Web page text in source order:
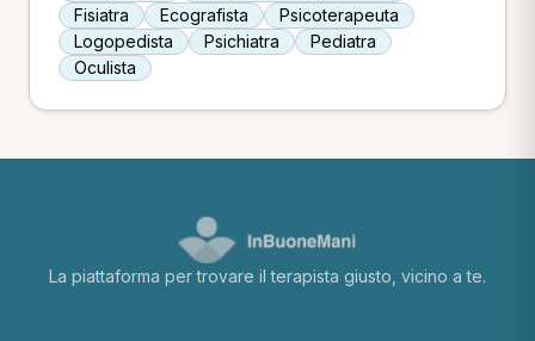
Fisiatra
Ecografista
Psicoterapeuta
Logopedista
Psichiatra
Pediatra
Oculista
La piattaforma per trovare il terapista giusto, vicino a te.